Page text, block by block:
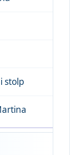
stolp